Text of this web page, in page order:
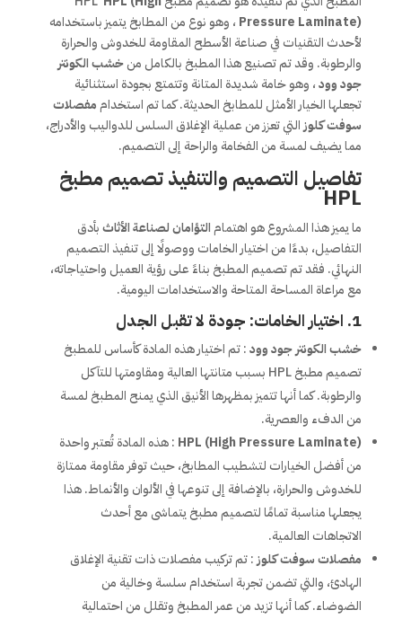
Pressure Laminate) ، وهو نوع من المطابخ يتميز باستخدامه
لأحدث التقنيات في صناعة الأسطح المقاومة للخدوش والحرارة
والرطوبة. وقد تم تصنيع هذا المطبخ بالكامل منخشب الكونتر
جود وود، وهو خامة شديدة المتانة وتتمتع بجودة استثنائية
تجعلها الخيار الأمثل للمطابخ الحديثة. كما تم استخداممفصلات
سوفت كلوزالتي تعزز من عملية الإغلاق السلس للدواليب والأدراج،
مما يضيف لمسة من الفخامة والراحة إلى التصميم.
تفاصيل التصميم والتنفيذ تصميم مطبخ
HPL
ما يميز هذا المشروع هو اهتمامالتؤامان لصناعة الأثاثبأدق
التفاصيل، بدءًا من اختيار الخامات ووصولًا إلى تنفيذ التصميم
النهائي. فقد تم تصميم المطبخ بناءً على رؤية العميل واحتياجاته،
مع مراعاة المساحة المتاحة والاستخدامات اليومية.
1. اختيار الخامات: جودة لا تقبل الجدل
خشب الكونتر جود وود: تم اختيار هذه المادة كأساس للمطبخ
تصميم مطبخ HPL بسبب متانتها العالية ومقاومتها للتآكل
والرطوبة. كما أنها تتميز بمظهرها الأنيق الذي يمنح المطبخ لمسة
من الدفء والعصرية.
HPL (High Pressure Laminate) : هذه المادة تُعتبر واحدة
من أفضل الخيارات لتشطيب المطابخ، حيث توفر مقاومة ممتازة
للخدوش والحرارة، بالإضافة إلى تنوعها في الألوان والأنماط. هذا
يجعلها مناسبة تمامًا لتصميم مطبخ يتماشى مع أحدث
الاتجاهات العالمية.
مفصلات سوفت كلوز: تم تركيب مفصلات ذات تقنية الإغلاق
الهادئ، والتي تضمن تجربة استخدام سلسة وخالية من
الضوضاء. كما أنها تزيد من عمر المطبخ وتقلل من احتمالية